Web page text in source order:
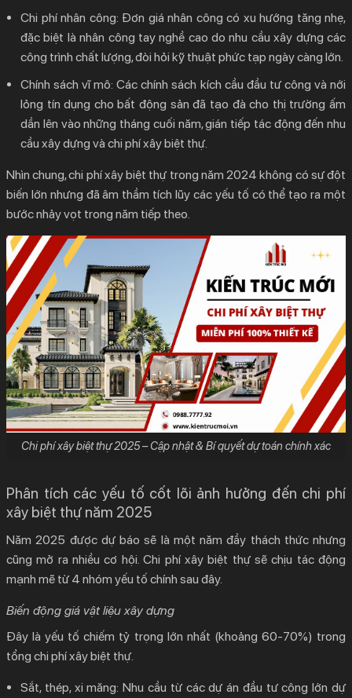
Chi phí nhân công: Đơn giá nhân công có xu hướng tăng nhẹ,
đặc biệt là nhân công tay nghề cao do nhu cầu xây dựng các
công trình chất lượng, đòi hỏi kỹ thuật phức tạp ngày càng lớn.
Chính sách vĩ mô: Các chính sách kích cầu đầu tư công và nới
lỏng tín dụng cho bất động sản đã tạo đà cho thị trường ấm
dần lên vào những tháng cuối năm, gián tiếp tác động đến nhu
cầu xây dựng và chi phí xây biệt thự.
Nhìn chung,chi phí xây biệt thựtrong năm 2024 không có sự đột
biến lớn nhưng đã âm thầm tích lũy các yếu tố có thể tạo ra một
bước nhảy vọt trong năm tiếp theo.
Chi phí xây biệt thự 2025 – Cập nhật & Bí quyết dự toán chính xác
Phân tích các yếu tố cốt lõi ảnh hưởng đến chi phí
xây biệt thự năm 2025
Năm 2025 được dự báo sẽ là một năm đầy thách thức nhưng
cũng mở ra nhiều cơ hội.Chi phí xây biệt thựsẽ chịu tác động
mạnh mẽ từ 4 nhóm yếu tố chính sau đây.
Biến động giá vật liệu xây dựng
Đây là yếu tố chiếm tỷ trọng lớn nhất (khoảng 60-70%) trong
tổng chi phí xây biệt thự.
Sắt, thép, xi măng: Nhu cầu từ các dự án đầu tư công lớn dự